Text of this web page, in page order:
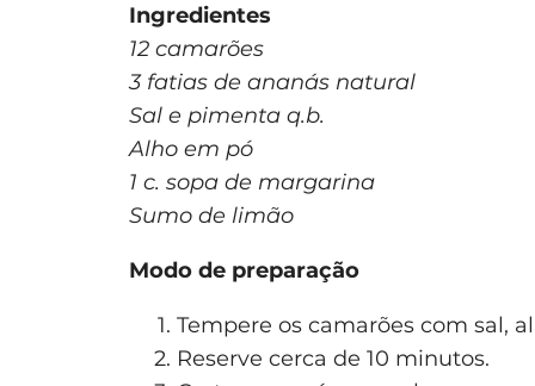
Ingredientes
12 camarões
3 fatias de ananás natural
Sal e pimenta q.b.
Alho em pó
1 c. sopa de margarina
Sumo de limão
Modo de preparação
Tempere os camarões com sal,
Reserve cerca de 10 minutos.